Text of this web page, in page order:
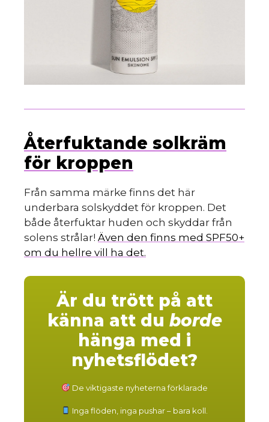
Återfuktande solkräm
för kroppen
Från samma märke finns det här
underbara solskyddet för kroppen. Det
både återfuktar huden och skyddar från
solens strålar! Även den finns med SPF50+
om du hellre vill ha det.
Är du trött på att
känna att du borde
hänga med i
nyhetsflödet?
De viktigaste nyheterna förklarade
Inga flöden, inga pushar – bara koll.